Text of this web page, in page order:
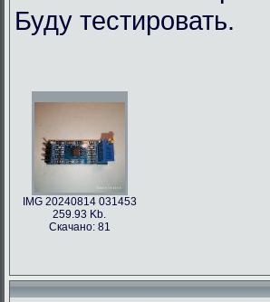
Буду тестировать.
IMG 20240814 031453
259.93 Kb.
Скачано: 81